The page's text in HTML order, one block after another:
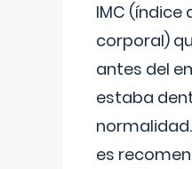
IMC (índice
corporal)
antes del
estaba
es